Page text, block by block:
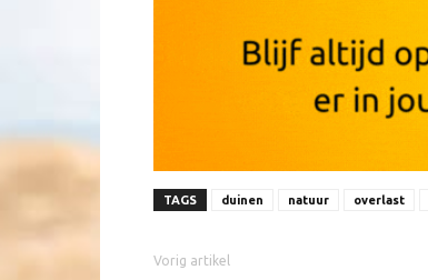
TAGS duinen natuur overlast
Vorig artikel